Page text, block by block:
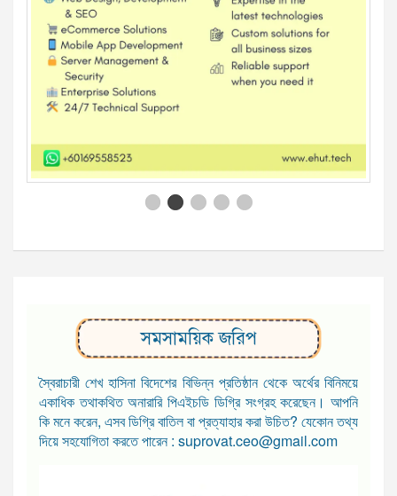
সমসাময়িক জরিপ
স্বৈরাচারী শেখ হাসিনা বিদেশের বিভিন্ন প্রতিষ্ঠান থেকে অর্থের বিনিময়ে
একাধিক তথাকথিত অনারারি পিএইচডি ডিগ্রি সংগ্রহ করেছেন। আপনি
কি মনে করেন, এসব ডিগ্রি বাতিল বা প্রত্যাহার করা উচিত? যেকোন তথ্য
দিয়ে সহযোগিতা করতে পারেন : suprovat.ceo@gmail.com